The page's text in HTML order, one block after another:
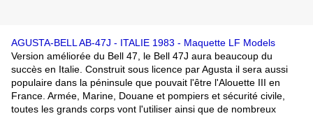
AGUSTA-BELL AB-47J - ITALIE 1983 - Maquette LF Models
Version améliorée du Bell 47, le Bell 47J aura beaucoup du
succès en Italie. Construit sous licence par Agusta il sera aussi
populaire dans la péninsule que pouvait l'être l'Alouette III en
France. Armée, Marine, Douane et pompiers et sécurité civile,
toutes les grands corps vont l'utiliser ainsi que de nombreux